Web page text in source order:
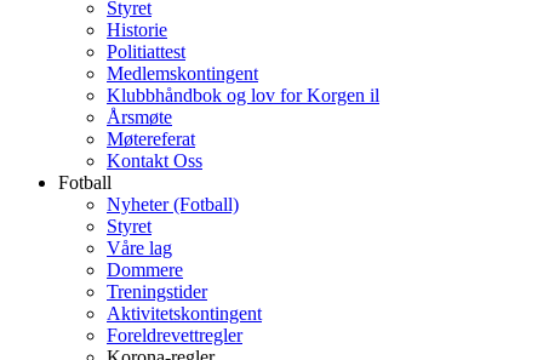
Styret
Historie
Politiattest
Medlemskontingent
Klubbhåndbok og lov for Korgen il
Årsmøte
Møtereferat
Kontakt Oss
Fotball
Nyheter (Fotball)
Styret
Våre lag
Dommere
Treningstider
Aktivitetskontingent
Foreldrevettregler